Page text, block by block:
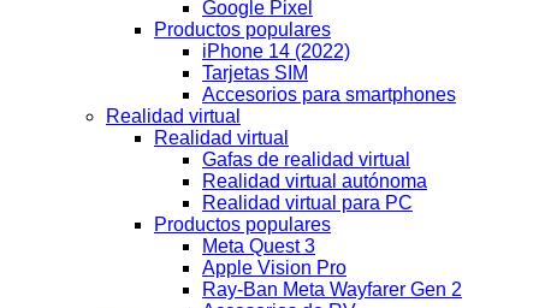
Google Pixel
Productos populares
iPhone 14 (2022)
Tarjetas SIM
Accesorios para smartphones
Realidad virtual
Realidad virtual
Gafas de realidad virtual
Realidad virtual autónoma
Realidad virtual para PC
Productos populares
Meta Quest 3
Apple Vision Pro
Ray-Ban Meta Wayfarer Gen 2